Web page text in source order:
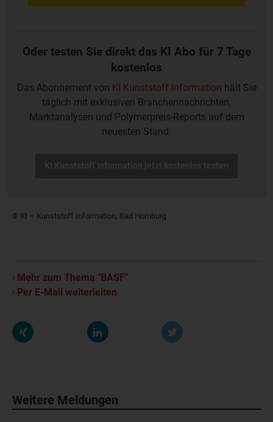
Oder testen Sie direkt das KI Abo für 7 Tage
kostenlos
Das Abonnement von KI Kunststoff Information hält Sie
täglich mit exklusiven Branchennachrichten,
Marktanalysen und Polymerpreis-Reports auf dem
neuesten Stand.
© KI – Kunststoff Information, Bad Homburg
Mehr zum Thema "BASF"
Per E-Mail weiterleiten
Weitere Meldungen